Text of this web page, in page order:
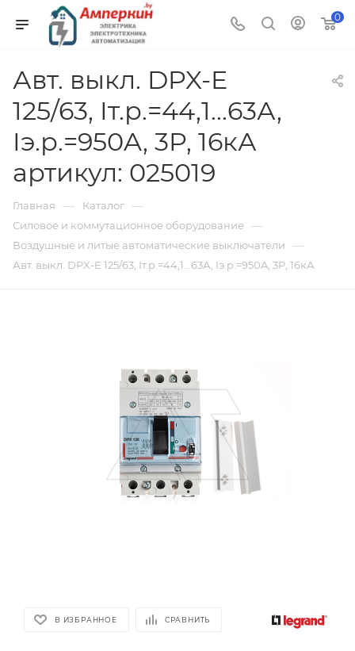
0
Авт. выкл. DPX-E
125/63, Iт.р.=44,1...63А,
Iэ.р.=950A, 3P, 16кА
артикул: 025019
Главная — Каталог —
Силовое и коммутационное оборудование —
Воздушные и литые автоматические выключатели —
Авт. выкл. DPX-E 125/63, Iт.р.=44,1...63А, Iэ.р.=950A, 3P, 16кА
В ИЗБРАННОЕ СРАВНИТЬ